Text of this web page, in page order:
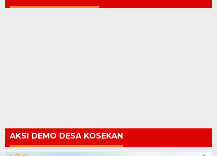
AKSI DEMO DESA KOSEKAN